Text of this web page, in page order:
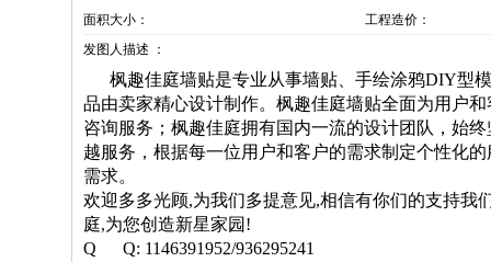
面积大小：
工程造价：
发图人描述 ：
枫趣佳庭墙贴是专业从事墙贴、手绘涂鸦DIY型
品由卖家精心设计制作。枫趣佳庭墙贴全面为用户
咨询服务；枫趣佳庭拥有国内一流的设计团队，始
越服务，根据每一位用户和客户的需求制定个性化
需求。
欢迎多多光顾,为我们多提意见,相信有你们的支持我
庭,为您创造新星家园!
Q Q: 1146391952/936295241